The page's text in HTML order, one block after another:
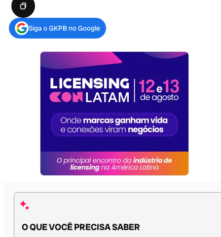
Siga o GKPB no Google
O QUE VOCÊ PRECISA SABER